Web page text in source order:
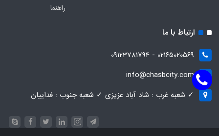
راهنما
ارتباط با ما
021۶۵۰۲۰۵۶۹ - 09123781794
info@chasbcity.com
✓ شعبه غرب : شاد آباد عزیزی ✓ شعبه جنوب : فداییان